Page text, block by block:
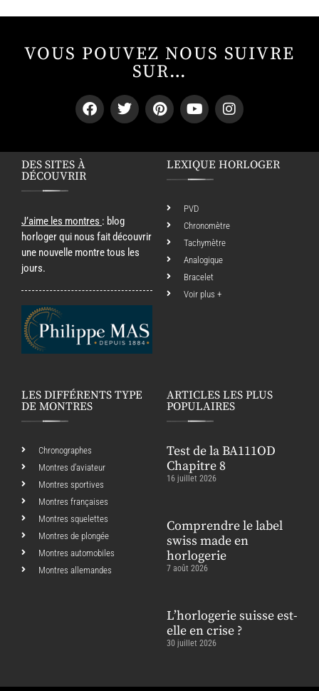
VOUS POUVEZ NOUS SUIVRE
SUR…
DES SITES À
DÉCOUVRIR
J’aime les montres : blog
horloger qui nous fait découvrir
une nouvelle montre tous les
jours.
LEXIQUE HORLOGER
PVD
Chronomètre
Tachymètre
Analogique
Bracelet
Voir plus +
LES DIFFÉRENTS TYPE
DE MONTRES
Chronographes
Montres d’aviateur
Montres sportives
Montres françaises
Montres squelettes
Montres de plongée
Montres automobiles
Montres allemandes
ARTICLES LES PLUS
POPULAIRES
Test de la BA111OD
Chapitre 8
16 juillet 2026
Comprendre le label
swiss made en
horlogerie
7 août 2026
L’horlogerie suisse est-
elle en crise ?
30 juillet 2026